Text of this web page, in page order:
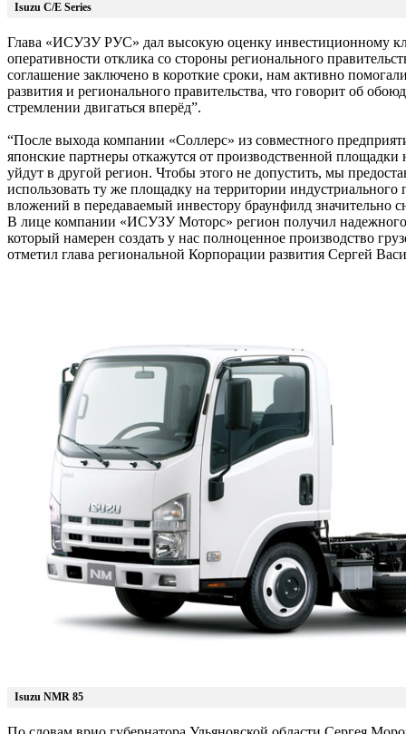
Isuzu C/E Series
Глава «ИСУЗУ РУС» дал высокую оценку инвестиционному
оперативности отклика со стороны регионального
соглашение заключено в короткие сроки, нам активно
развития и регионального правительства, что говорит об
стремлении двигаться вперёд”.
“После выхода компании «Соллерс» из совместного
японские партнеры откажутся от производственной площадки
уйдут в другой регион. Чтобы этого не допустить, мы
использовать ту же площадку на территории
вложений в передаваемый инвестору браунфилд значительно
В лице компании «ИСУЗУ Моторс» регион получил надежного
который намерен создать у нас полноценное производство
отметил глава региональной Корпорации развития Сергей
Isuzu NMR 85